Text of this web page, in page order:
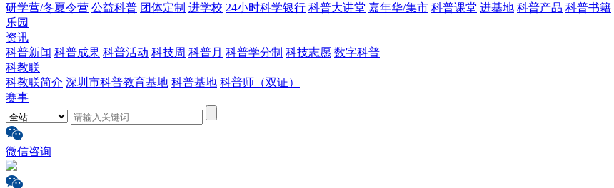
研学营/冬夏令营 公益科普 团体定制 进学校 24小时科学银行 科普大讲堂 嘉年华/集市 科普课堂 进基地 科普产品 科普书籍
乐园
资讯
科普新闻 科普成果 科普活动 科技周 科普月 科普学分制 科技志愿 数字科普
科教联
科教联简介 深圳市科普教育基地 科普基地 科普师（双证）
赛事
微信咨询